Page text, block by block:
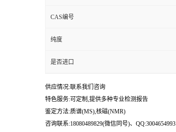
CAS编号
纯度
是否进口
供应情况:联系我们咨询
特色服务:可定制,提供多种专业检测报告
鉴定方法:质谱(MS),核磁(NMR)
咨询联系:18080489829(微信同号)、QQ:3004654993